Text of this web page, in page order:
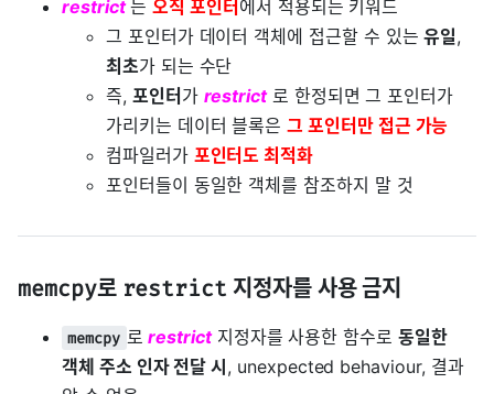
restrict는오직 포인터에서 적용되는 키워드
그 포인터가 데이터 객체에 접근할 수 있는유일,
최초가 되는 수단
즉, 포인터가 restrict로 한정되면 그 포인터가
가리키는 데이터 블록은그 포인터만 접근 가능
컴파일러가 포인터도 최적화
포인터들이 동일한 객체를 참조하지 말 것
memcpy로 restrict 지정자를 사용 금지
memcpy 로restrict지정자를 사용한 함수로 동일한
객체 주소 인자 전달 시, unexpected behaviour, 결과